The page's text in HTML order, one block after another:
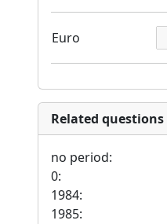
Euro
Related questions
no period:
0:
1984:
1985: